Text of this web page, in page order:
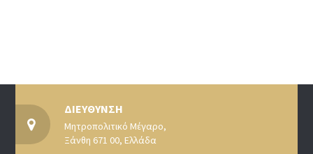
ΔΙΕΥΘΥΝΣΗ
Μητροπολιτικό Μέγαρο,
Ξάνθη 671 00, Ελλάδα